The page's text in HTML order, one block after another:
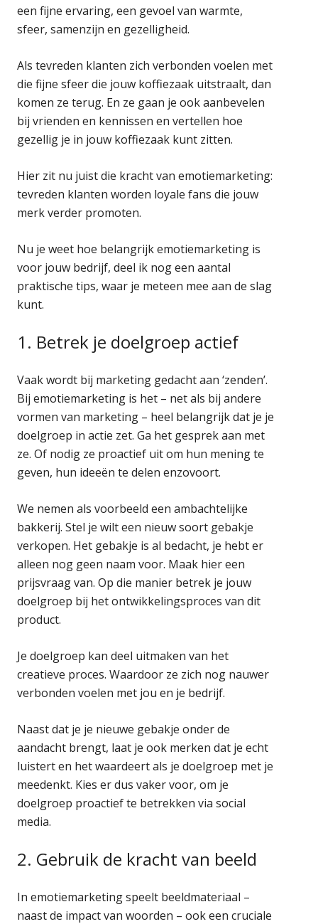
een fijne ervaring, een gevoel van warmte,
sfeer, samenzijn en gezelligheid.
Als tevreden klanten zich verbonden voelen met
die fijne sfeer die jouw koffiezaak uitstraalt, dan
komen ze terug. En ze gaan je ook aanbevelen
bij vrienden en kennissen en vertellen hoe
gezellig je in jouw koffiezaak kunt zitten.
Hier zit nu juist die kracht van emotiemarketing:
tevreden klanten worden loyale fans die jouw
merk verder promoten.
Nu je weet hoe belangrijk emotiemarketing is
voor jouw bedrijf, deel ik nog een aantal
praktische tips, waar je meteen mee aan de slag
kunt.
1. Betrek je doelgroep actief
Vaak wordt bij marketing gedacht aan ‘zenden’.
Bij emotiemarketing is het – net als bij andere
vormen van marketing – heel belangrijk dat je je
doelgroep in actie zet. Ga het gesprek aan met
ze. Of nodig ze proactief uit om hun mening te
geven, hun ideeën te delen enzovoort.
We nemen als voorbeeld een ambachtelijke
bakkerij. Stel je wilt een nieuw soort gebakje
verkopen. Het gebakje is al bedacht, je hebt er
alleen nog geen naam voor. Maak hier een
prijsvraag van. Op die manier betrek je jouw
doelgroep bij het ontwikkelingsproces van dit
product.
Je doelgroep kan deel uitmaken van het
creatieve proces. Waardoor ze zich nog nauwer
verbonden voelen met jou en je bedrijf.
Naast dat je je nieuwe gebakje onder de
aandacht brengt, laat je ook merken dat je echt
luistert en het waardeert als je doelgroep met je
meedenkt. Kies er dus vaker voor, om je
doelgroep proactief te betrekken via social
media.
2. Gebruik de kracht van beeld
In emotiemarketing speelt beeldmateriaal –
naast de impact van woorden – ook een cruciale